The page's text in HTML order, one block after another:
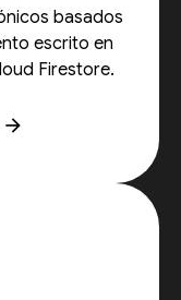
basados
escrito en
Firestore.
arrow_forward